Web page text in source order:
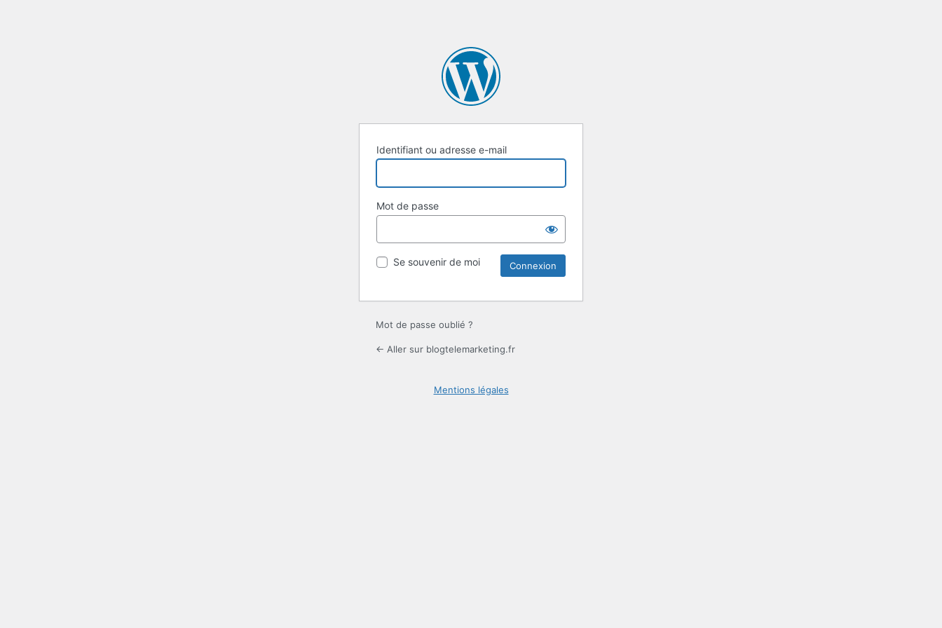
Identifiant ou adresse e-mail
Mot de passe
Se souvenir de moi
Mot de passe oublié ?
← Aller sur blogtelemarketing.fr
Mentions légales